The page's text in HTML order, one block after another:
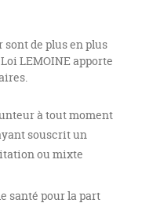
sont de plus en plus
LEMOINE apporte
à tout moment
souscrit un
ou mixte
santé pour la part